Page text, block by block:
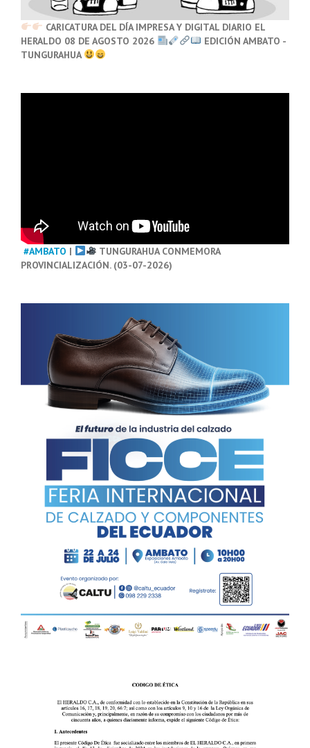
CARICATURA DEL DÍA IMPRESA Y DIGITAL DIARIO EL
HERALDO 08 DE AGOSTO 2026
EDICIÓN AMBATO -
TUNGURAHUA
#AMBATO |
TUNGURAHUA CONMEMORA
PROVINCIALIZACIÓN. (03-07-2026)